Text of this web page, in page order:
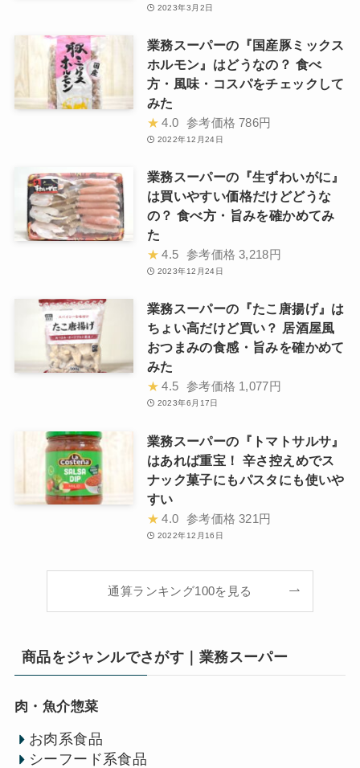
2023年3月2日
業務スーパーの『国産豚ミックス
ホルモン』はどうなの？ 食べ
方・風味・コスパをチェックして
みた
★ 4.0 参考価格 786円
2022年12月24日
業務スーパーの『生ずわいがに』
は買いやすい価格だけどどうな
の？ 食べ方・旨みを確かめてみ
た
★ 4.5 参考価格 3,218円
2023年12月24日
業務スーパーの『たこ唐揚げ』は
ちょい高だけど買い？ 居酒屋風
おつまみの食感・旨みを確かめて
みた
★ 4.5 参考価格 1,077円
2023年6月17日
業務スーパーの『トマトサルサ』
はあれば重宝！ 辛さ控えめでス
ナック菓子にもパスタにも使いや
すい
★ 4.0 参考価格 321円
2022年12月16日
通算ランキング100を見る
商品をジャンルでさがす｜業務スーパー
肉・魚介惣菜
お肉系食品
シーフード系食品